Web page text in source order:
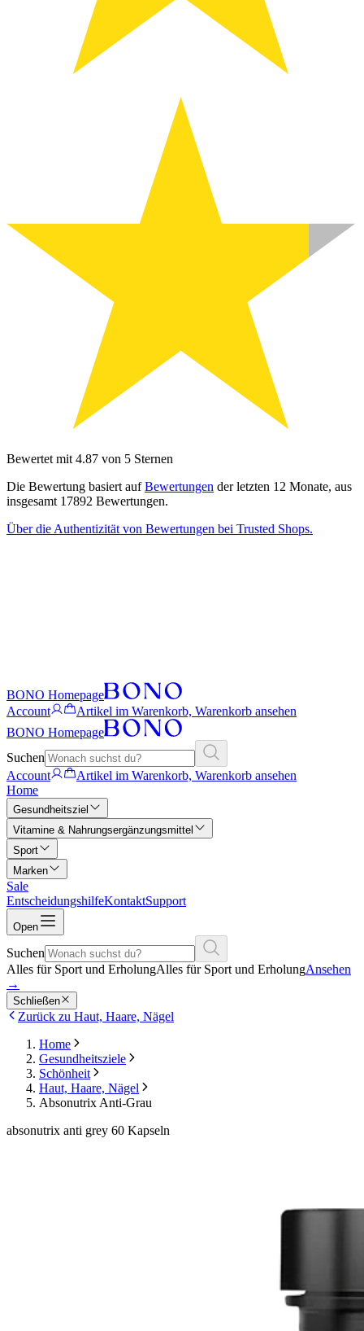
Bewertet mit 4.87 von 5 Sternen
Die Bewertung basiert aufBewertungen der letzten 12 Monate, aus
insgesamt 17892 Bewertungen.
Über die Authentizität von Bewertungen bei Trusted Shops.
BONO Homepage
Account
Artikel im Warenkorb, Warenkorb ansehen
BONO Homepage
Suchen
Account
Artikel im Warenkorb, Warenkorb ansehen
Home
Gesundheitsziel
Vitamine & Nahrungsergänzungsmittel
Sport
Marken
Sale
EntscheidungshilfeKontaktSupport
Open
Suchen
Alles für Sport und ErholungAlles für Sport und ErholungAnsehen
→
Schließen
Zurück zu Haut, Haare, Nägel
Home
Gesundheitsziele
Schönheit
Haut, Haare, Nägel
Absonutrix Anti-Grau
absonutrix anti grey 60 Kapseln